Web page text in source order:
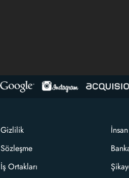
Gizlilik
Sözleşme
İş Ortakları